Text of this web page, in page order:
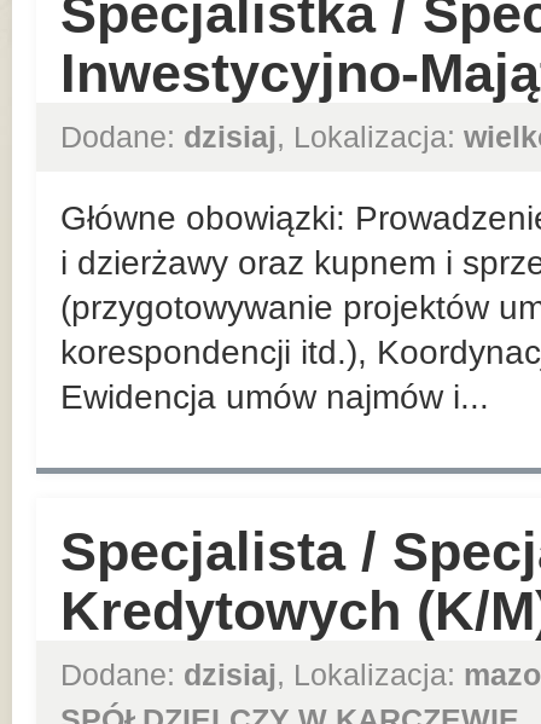
Specjalistka /
Inwestycyjno-
Dodane: dzisiaj, Lokalizacja:
Główne obowiązki:
i dzierżawy oraz kupnem i
(przygotowywanie projektów
korespondencji itd.),
Ewidencja umów najmów i...
Specjalista /
Kredytowych (K/
Dodane: dzisiaj, Lokalizacja: